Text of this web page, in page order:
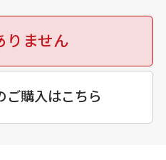
りません
ご購入はこちら